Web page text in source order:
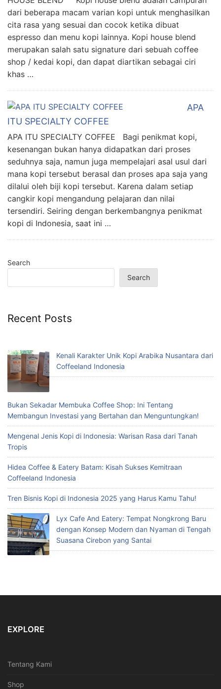
dari beberapa macam varian kopi untuk menghasilkan
cita rasa yang sesuai dan cocok ketika dibuat
espresso dan menu kopi lainnya. Kopi house blend
merupakan salah satu signature dari sebuah coffee
shop / kedai kopi, dan dapat diartikan sebagai ciri
khas …
APA
ITU SPECIALTY COFFEE
APA ITU SPECIALTY COFFEE Bagi penikmat kopi,
kesenangan bukan hanya didapatkan dari proses
seduhnya saja, namun juga mempelajari asal usul dari
mana kopi tersebut berasal dan proses apa saja yang
dilalui oleh biji kopi tersebut. Karena dalam setiap
cangkir kopi mengandung pelajaran dan nilai
tersendiri. Seiring dengan berkembangnya penikmat
kopi di Indonesia, saat ini …
Search
Search
Recent Posts
Kenali Karakter Unik Kopi Arabika Nusantara dari
Coffeeland Indonesia
Bukan Sekadar Membuka Coffee Shop: Ini Tentang
Membangun Investasi yang Bertahan dan Menguntungkan!
Mengenal Jenis Kopi di Indonesia: Warisan Rasa dari Tanah
Tropis
Hidea Coffee & Eatery Batam: Kisah Sukses Kemitraan
Coffeeland Indonesia
Tren Bisnis Kopi di Indonesia 2025 yang Harus Kamu Tahu!
Lyx Cafe And Eatery: Tempat Nongkrong Baru
dengan Konsep Modern dan Nyaman di Tengah
Suasana Cirebon yang Santai
EXPLORE
Tentang Kami
Shop